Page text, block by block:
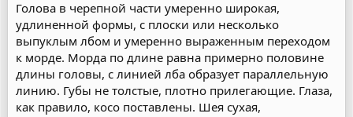
Голова в черепной части умеренно широкая,
удлиненной формы, с плоски или несколько
выпуклым лбом и умеренно выраженным переходом
к морде. Морда по длине равна примерно половине
длины головы, с линией лба образует параллельную
линию. Губы не толстые, плотно прилегающие. Глаза,
как правило, косо поставлены. Шея сухая,